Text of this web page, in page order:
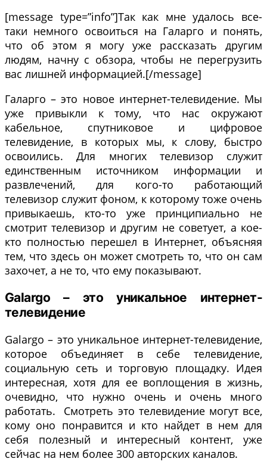
[message type=”info”]Так как мне удалось все-
таки немного освоиться на Галарго и понять,
что об этом я могу уже рассказать другим
людям, начну с обзора, чтобы не перегрузить
вас лишней информацией.[/message]
Галарго – это новое интернет-телевидение. Мы
уже привыкли к тому, что нас окружают
кабельное, спутниковое и цифровое
телевидение, в которых мы, к слову, быстро
освоились. Для многих телевизор служит
единственным источником информации и
развлечений, для кого-то работающий
телевизор служит фоном, к которому тоже очень
привыкаешь, кто-то уже принципиально не
смотрит телевизор и другим не советует, а кое-
кто полностью перешел в Интернет, объясняя
тем, что здесь он может смотреть то, что он сам
захочет, а не то, что ему показывают.
Galargo – это уникальное интернет-
телевидение
Galargo – это уникальное интернет-телевидение,
которое объединяет в себе телевидение,
социальную сеть и торговую площадку. Идея
интересная, хотя для ее воплощения в жизнь,
очевидно, что нужно очень и очень много
работать. Смотреть это телевидение могут все,
кому оно понравится и кто найдет в нем для
себя полезный и интересный контент, уже
сейчас на нем более 300 авторских каналов.